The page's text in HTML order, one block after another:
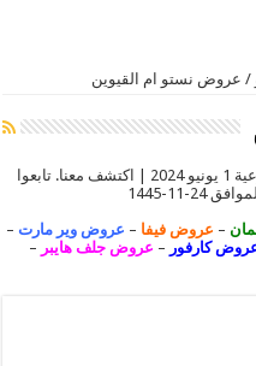
/ عروض نستو ام القيوين
عروض نستو ام القيوين صفحة واحدة الأسبوعية 1 يونيو 2024 | اكتشف معنا. تابعوا
– عروض فيفا – عروض وير مارت –
كارفور – عروض جلف هايبر –